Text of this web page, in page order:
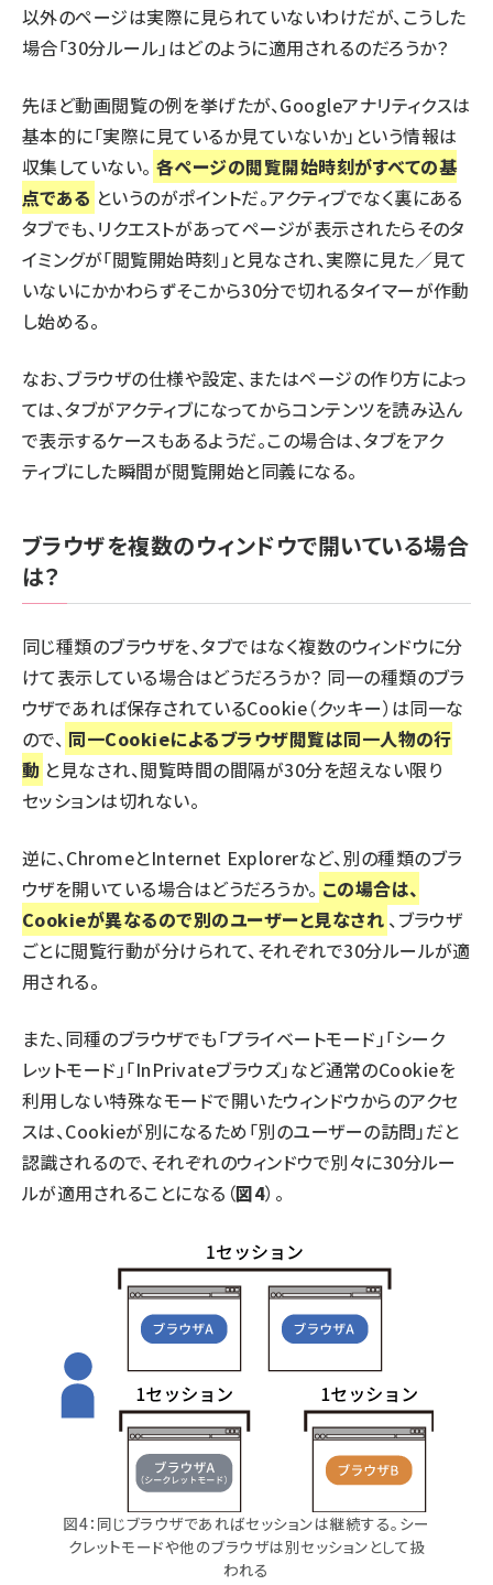
以外のページは実際に見られていないわけだが、こうした
場合「30分ルール」はどのように適用されるのだろうか？
先ほど動画閲覧の例を挙げたが、Googleアナリティクスは
基本的に「実際に見ているか見ていないか」という情報は
収集していない。 各ページの閲覧開始時刻がすべての基
点である というのがポイントだ。アクティブでなく裏にある
タブでも、リクエストがあってページが表示されたらそのタ
イミングが「閲覧開始時刻」と見なされ、実際に見た／見て
いないにかかわらずそこから30分で切れるタイマーが作動
し始める。
なお、ブラウザの仕様や設定、またはページの作り方によっ
ては、タブがアクティブになってからコンテンツを読み込ん
で表示するケースもあるようだ。この場合は、タブをアク
ティブにした瞬間が閲覧開始と同義になる。
ブラウザを複数のウィンドウで開いている場合
は？
同じ種類のブラウザを、タブではなく複数のウィンドウに分
けて表示している場合はどうだろうか？ 同一の種類のブラ
ウザであれば保存されているCookie（クッキー）は同一な
ので、 同一Cookieによるブラウザ閲覧は同一人物の行
動 と見なされ、閲覧時間の間隔が30分を超えない限り
セッションは切れない。
逆に、ChromeとInternet Explorerなど、別の種類のブラ
ウザを開いている場合はどうだろうか。 この場合は、
Cookieが異なるので別のユーザーと見なされ 、ブラウザ
ごとに閲覧行動が分けられて、それぞれで30分ルールが適
用される。
また、同種のブラウザでも「プライベートモード」「シーク
レットモード」「InPrivateブラウズ」など通常のCookieを
利用しない特殊なモードで開いたウィンドウからのアクセ
スは、Cookieが別になるため「別のユーザーの訪問」だと
認識されるので、それぞれのウィンドウで別々に30分ルー
ルが適用されることになる（図4）。
図4：同じブラウザであればセッションは継続する。シー
クレットモードや他のブラウザは別セッションとして扱
われる